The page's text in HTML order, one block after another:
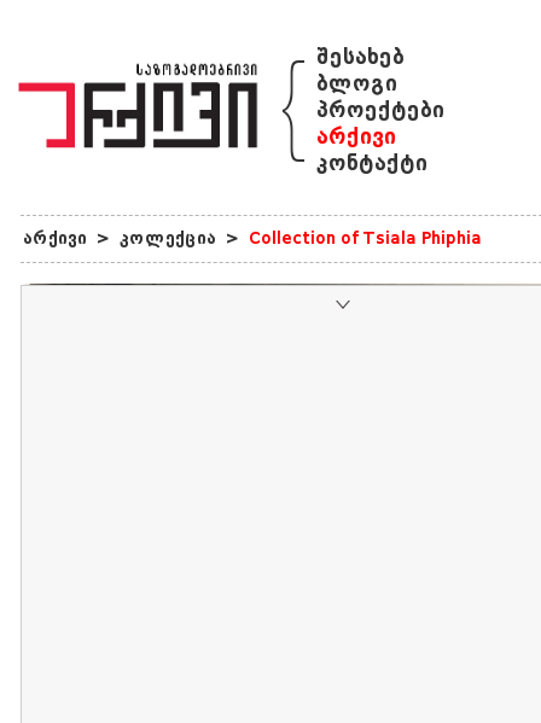
{ შესახებ
ბლოგი
პროექტები
არქივი
კონტაქტი
არქივი > კოლექცია > Collection of Tsiala Phiphia